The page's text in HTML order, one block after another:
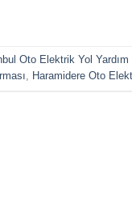
Oto Elektrik Yol Yardım
, Haramidere Oto